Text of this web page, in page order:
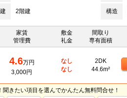
2階建 構造
家賃
管理費
敷金
礼金
間取り
専有面積
4.6万円
3,000円
なし
なし
2DK
44.6m²
聞きたい項目を選んでかんたん無料問合せ！